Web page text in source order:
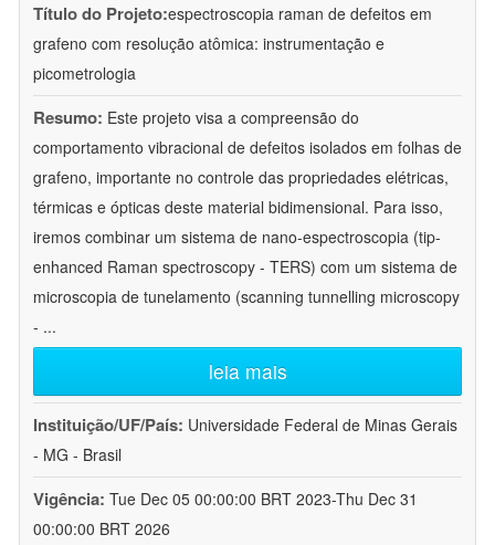
Título do Projeto:espectroscopia raman de defeitos em
grafeno com resolução atômica: instrumentação e
picometrologia
Resumo: Este projeto visa a compreensão do
comportamento vibracional de defeitos isolados em folhas de
grafeno, importante no controle das propriedades elétricas,
térmicas e ópticas deste material bidimensional. Para isso,
iremos combinar um sistema de nano-espectroscopia (tip-
enhanced Raman spectroscopy - TERS) com um sistema de
microscopia de tunelamento (scanning tunnelling microscopy
- ...
leia mais
Instituição/UF/País: Universidade Federal de Minas Gerais
- MG - Brasil
Vigência: Tue Dec 05 00:00:00 BRT 2023-Thu Dec 31
00:00:00 BRT 2026